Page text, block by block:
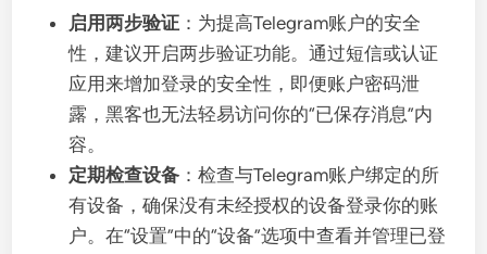
启用两步验证 ：为提高Telegram账户的安全
性，建议开启两步验证功能。通过短信或认证
应用来增加登录的安全性，即便账户密码泄
露，黑客也无法轻易访问你的“已保存消息”内
容。
定期检查设备 ：检查与Telegram账户绑定的所
有设备，确保没有未经授权的设备登录你的账
户。在“设置”中的“设备”选项中查看并管理已登